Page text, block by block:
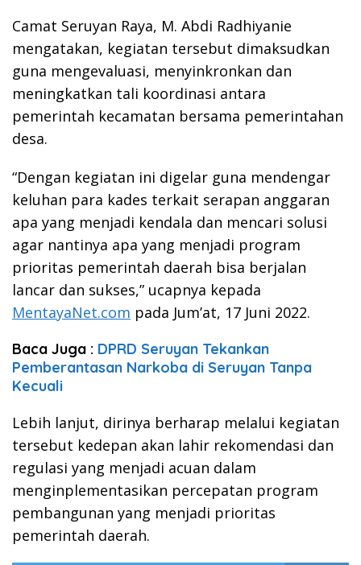
Camat Seruyan Raya, M. Abdi Radhiyanie
mengatakan, kegiatan tersebut dimaksudkan
guna mengevaluasi, menyinkronkan dan
meningkatkan tali koordinasi antara
pemerintah kecamatan bersama pemerintahan
desa.
“Dengan kegiatan ini digelar guna mendengar
keluhan para kades terkait serapan anggaran
apa yang menjadi kendala dan mencari solusi
agar nantinya apa yang menjadi program
prioritas pemerintah daerah bisa berjalan
lancar dan sukses,” ucapnya kepada
MentayaNet.com pada Jum’at, 17 Juni 2022.
Baca Juga : DPRD Seruyan Tekankan
Pemberantasan Narkoba di Seruyan Tanpa
Kecuali
Lebih lanjut, dirinya berharap melalui kegiatan
tersebut kedepan akan lahir rekomendasi dan
regulasi yang menjadi acuan dalam
menginplementasikan percepatan program
pembangunan yang menjadi prioritas
pemerintah daerah.